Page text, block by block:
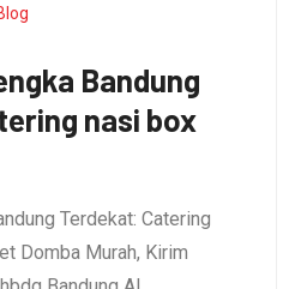
Bandung
nasi box
Terdekat: Catering
Domba Murah, Kirim